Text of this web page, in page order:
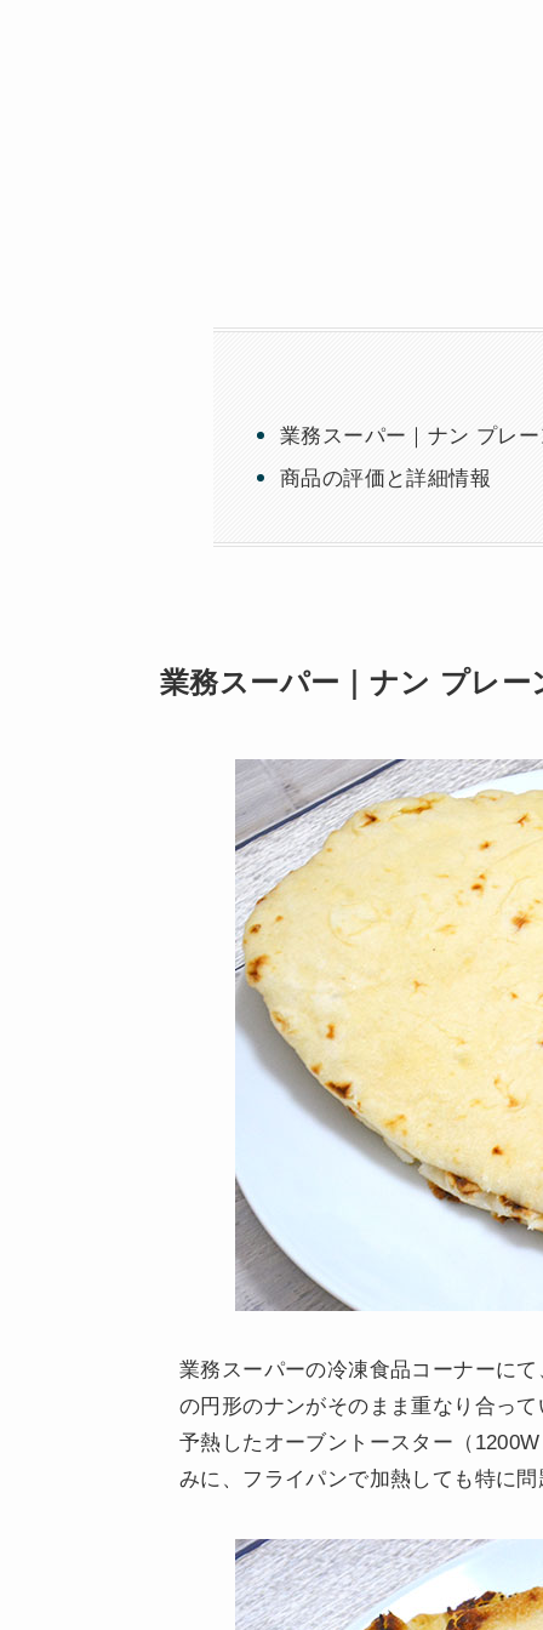
業務スーパー｜ナン プレ
商品の評価と詳細情報
業務スーパー｜ナン プレー
業務スーパーの冷凍食品コーナーに
の円形のナンがそのまま重なり合っ
予熱したオーブントースター（
みに、フライパンで加熱しても特に